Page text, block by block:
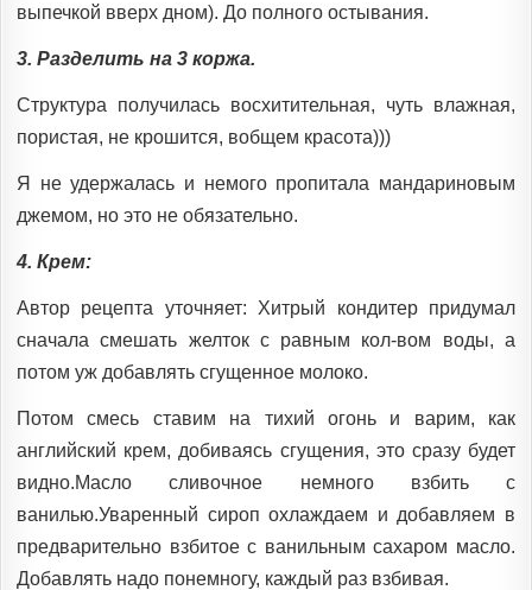
выпечкой вверх дном). До полного остывания.
3. Разделить на 3 коржа.
Структура получилась восхитительная, чуть влажная,
пористая, не крошится, вобщем красота)))
Я не удержалась и немого пропитала мандариновым
джемом, но это не обязательно.
4. Крем:
Автор рецепта уточняет: Хитрый кондитер придумал
сначала смешать желток с равным кол-вом воды, а
потом уж добавлять сгущенное молоко.
Потом смесь ставим на тихий огонь и варим, как
английский крем, добиваясь сгущения, это сразу будет
видно.Масло сливочное немного взбить с
ванилью.Уваренный сироп охлаждаем и добавляем в
предварительно взбитое с ванильным сахаром масло.
Добавлять надо понемногу, каждый раз взбивая.